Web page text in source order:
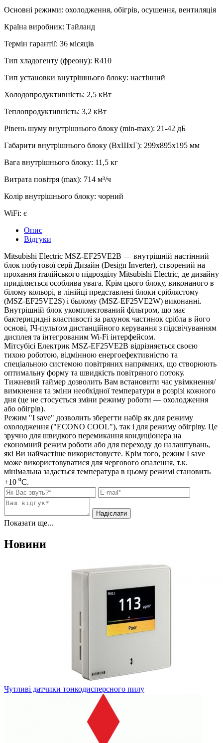
Основні режими: охолодження, обігрів, осушення, вентиляція
Країна виробник: Тайланд
Термін гарантії: 36 місяців
Тип хладогенту (фреону): R410
Тип установки внутрішнього блоку: настінний
Холодопродуктивність: 2,5 кВт
Теплопродуктивність: 3,2 кВт
Рівень шуму внутрішнього блоку (min-max): 21-42 дБ
Габарити внутрішнього блоку (ВхШхГ): 299x895x195 мм
Вага внутрішнього блоку: 11,5 кг
Витрата повітря (max): 714 м³/ч
Колір внутрішнього блоку: чорний
WiFi: є
Опис
Відгуки
Mitsubishi Electric MSZ-EF25VE2B — внутрішній настінний
блок побутової серії Дизайн (Design Inverter), створений на
прохання італійського підрозділу Mitsubishi Electric, де дизайну
приділяється особлива увага. Крім цього блоку, виконаного в
білому кольорі, в лінійці представлені блоки сріблястому
(MSZ-EF25VE2S) і былому (MSZ-EF25VE2W) виконанні.
Внутрішній блок укомплектований фільтром, що має
бактерицидні властивості за рахунок частинок срібла в його
основі, ІЧ-пультом дистанційного керування з підсвічуванням
дисплея та інтегрованим Wi-Fi інтерфейсом.
Мітсубісі Електрик MSZ-EF25VE2B відрізняється своєю
тихою роботою, відмінною енергоефективністю та
спеціальною системою повітряних напрямних, що створюють
оптимальну форму та швидкість повітряного потоку.
Тижневий таймер дозволить Вам встановити час увімкнення/
вимкнення та зміни необхідної температури в розрізі кожного
дня (це не стосується зміни режиму роботи — охолодження
або обігрів).
Режим "I save" дозволить зберегти набір як для режиму
охолодження ("ECONO COOL"), так і для режиму обігріву. Це
зручно для швидкого перемикання кондиціонера на
економний режим роботи або для переходу до налаштувань,
які Ви найчастіше використовуєте. Крім того, режим I save
може використовуватися для чергового опалення, т.к.
мінімальна задається температура в цьому режимі становить
+10 ⁰C.
Показати ще...
Новини
Чутливі датчики тонкодисперсного пилу